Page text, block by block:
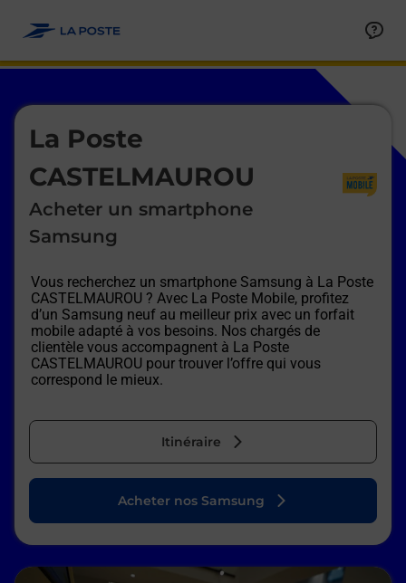
La Poste
CASTELMAUROU
Acheter un smartphone
Samsung
Vous recherchez un smartphone Samsung à La Poste
CASTELMAUROU ? Avec La Poste Mobile, profitez
d’un Samsung neuf au meilleur prix avec un forfait
mobile adapté à vos besoins. Nos chargés de
clientèle vous accompagnent à La Poste
CASTELMAUROU pour trouver l’offre qui vous
correspond le mieux.
Itinéraire
Le lien s'ouvre dans un nouvel onglet
Acheter nos Samsung